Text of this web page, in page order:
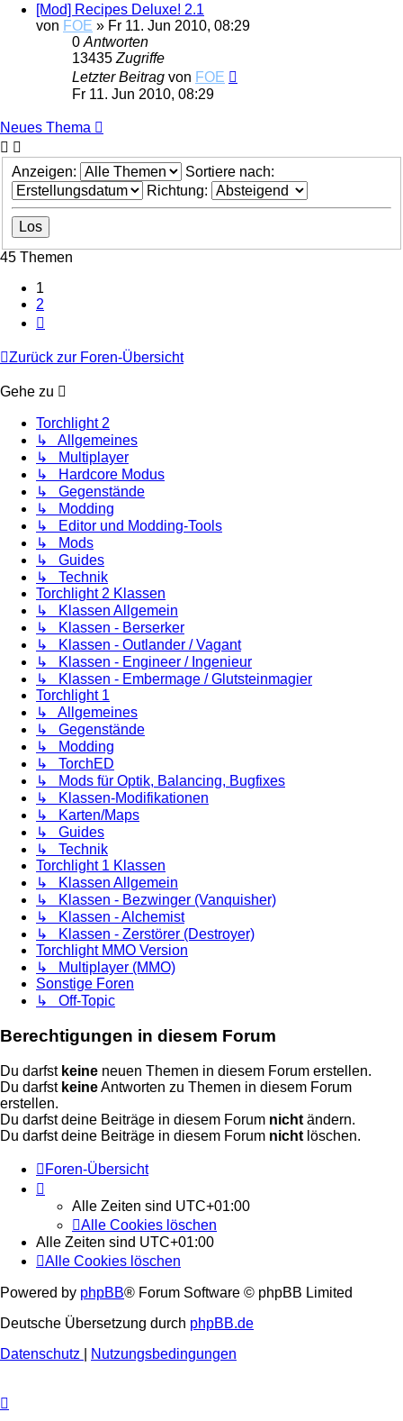
[Mod] Recipes Deluxe! 2.1
von FOE » Fr 11. Jun 2010, 08:29
0 Antworten
13435 Zugriffe
Letzter Beitrag von FOE
Fr 11. Jun 2010, 08:29
Neues Thema
Anzeigen:
Sortiere nach:
Richtung:
45 Themen
1
2
Zurück zur Foren-Übersicht
Gehe zu
Torchlight 2
↳ Allgemeines
↳ Multiplayer
↳ Hardcore Modus
↳ Gegenstände
↳ Modding
↳ Editor und Modding-Tools
↳ Mods
↳ Guides
↳ Technik
Torchlight 2 Klassen
↳ Klassen Allgemein
↳ Klassen - Berserker
↳ Klassen - Outlander / Vagant
↳ Klassen - Engineer / Ingenieur
↳ Klassen - Embermage / Glutsteinmagier
Torchlight 1
↳ Allgemeines
↳ Gegenstände
↳ Modding
↳ TorchED
↳ Mods für Optik, Balancing, Bugfixes
↳ Klassen-Modifikationen
↳ Karten/Maps
↳ Guides
↳ Technik
Torchlight 1 Klassen
↳ Klassen Allgemein
↳ Klassen - Bezwinger (Vanquisher)
↳ Klassen - Alchemist
↳ Klassen - Zerstörer (Destroyer)
Torchlight MMO Version
↳ Multiplayer (MMO)
Sonstige Foren
↳ Off-Topic
Berechtigungen in diesem Forum
Du darfst keine neuen Themen in diesem Forum erstellen.
Du darfst keineAntworten zu Themen in diesem Forum
erstellen.
Du darfst deine Beiträge in diesem Forum nicht ändern.
Du darfst deine Beiträge in diesem Forum nicht löschen.
Foren-Übersicht
Alle Zeiten sind UTC+01:00
Alle Cookies löschen
Alle Zeiten sind UTC+01:00
Alle Cookies löschen
Powered by phpBB® Forum Software © phpBB Limited
Deutsche Übersetzung durch phpBB.de
Datenschutz
Nutzungsbedingungen